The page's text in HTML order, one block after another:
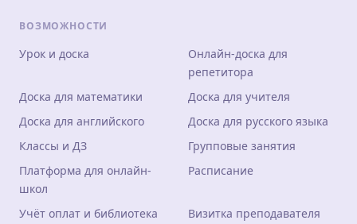
ВОЗМОЖНОСТИ
Урок и доска
Онлайн-доска для
репетитора
Доска для математики
Доска для учителя
Доска для английского
Доска для русского языка
Классы и ДЗ
Групповые занятия
Платформа для онлайн-
школ
Расписание
Учёт оплат и библиотека
Визитка преподавателя